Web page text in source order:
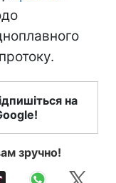
на
зручно!